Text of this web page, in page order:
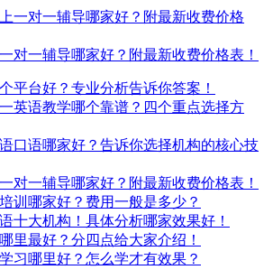
对一辅导哪家好？附最新收费价格表！
平台好？专业分析告诉你答案！
英语教学哪个靠谱？四个重点选择方
口语哪家好？告诉你选择机构的核心技
对一辅导哪家好？附最新收费价格表！
训哪家好？费用一般是多少？
十大机构！具体分析哪家效果好！
里最好？分四点给大家介绍！
习哪里好？怎么学才有效果？